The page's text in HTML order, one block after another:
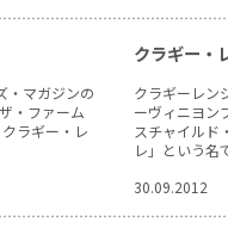
・マガジンの
・ファーム
ラギー・レ
クラギー・
クラギーレン
ーヴィニヨン
スチャイルド
レ」という
30.09.2012